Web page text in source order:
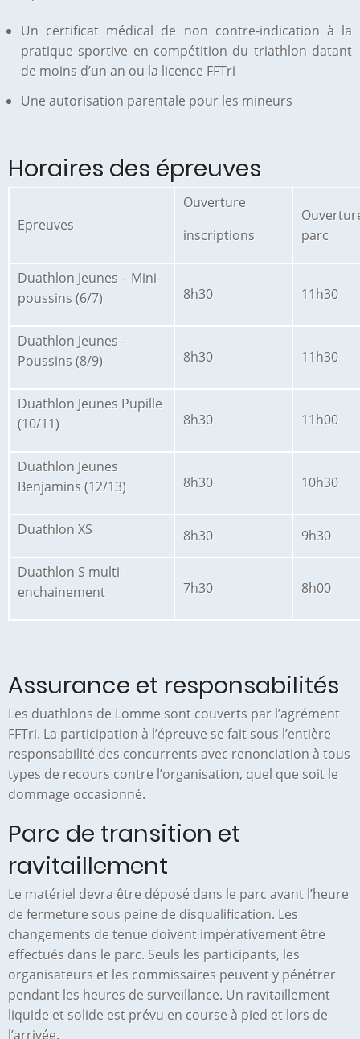
Un certificat médical de non contre-indication à la
pratique sportive en compétition du triathlon datant
de moins d’un an ou la licence FFTri
Une autorisation parentale pour les mineurs
Horaires des épreuves
Epreuves
Ouverture
inscriptions
parc
Duathlon Jeunes – Mini-
poussins (6/7)
8h30 11h30
Duathlon Jeunes –
Poussins (8/9)
8h30 11h30
Duathlon Jeunes Pupille
(10/11)
8h30 11h00
Duathlon Jeunes
Benjamins (12/13)
8h30 10h30
Duathlon XS 8h30 9h30
Duathlon S multi-
enchainement
7h30 8h00
Assurance et responsabilités
Les duathlons de Lomme sont couverts par l’agrément
FFTri. La participation à l’épreuve se fait sous l’entière
responsabilité des concurrents avec renonciation à tous
types de recours contre l’organisation, quel que soit le
dommage occasionné.
Parc de transition et
ravitaillement
Le matériel devra être déposé dans le parc avant l’heure
de fermeture sous peine de disqualification. Les
changements de tenue doivent impérativement être
effectués dans le parc. Seuls les participants, les
organisateurs et les commissaires peuvent y pénétrer
pendant les heures de surveillance. Un ravitaillement
liquide et solide est prévu en course à pied et lors de
l’arrivée.